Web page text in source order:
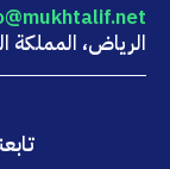
الرياض، المملكة